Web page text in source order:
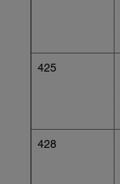
425
428